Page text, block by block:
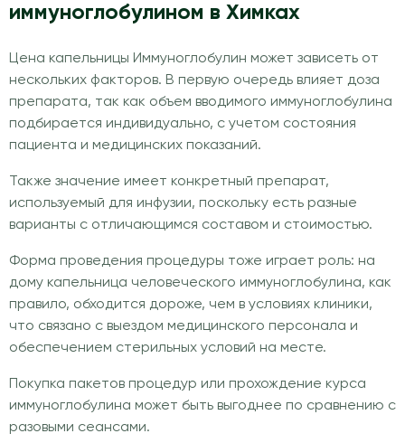
иммуноглобулином в Химках
Цена капельницы Иммуноглобулин может зависеть от
нескольких факторов. В первую очередь влияет доза
препарата, так как объем вводимого иммуноглобулина
подбирается индивидуально, с учетом состояния
пациента и медицинских показаний.
Также значение имеет конкретный препарат,
используемый для инфузии, поскольку есть разные
варианты с отличающимся составом и стоимостью.
Форма проведения процедуры тоже играет роль: на
дому капельница человеческого иммуноглобулина, как
правило, обходится дороже, чем в условиях клиники,
что связано с выездом медицинского персонала и
обеспечением стерильных условий на месте.
Покупка пакетов процедур или прохождение курса
иммуноглобулина может быть выгоднее по сравнению с
разовыми сеансами.